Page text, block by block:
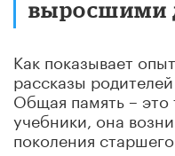
выросшими
Как показывает
рассказы
Общая память – это
учебники, она
поколения